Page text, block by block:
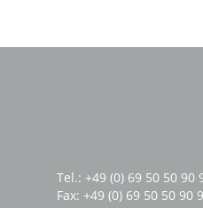
Tel.: +49 (0) 69 50 50 90
Fax: +49 (0) 69 50 50 90